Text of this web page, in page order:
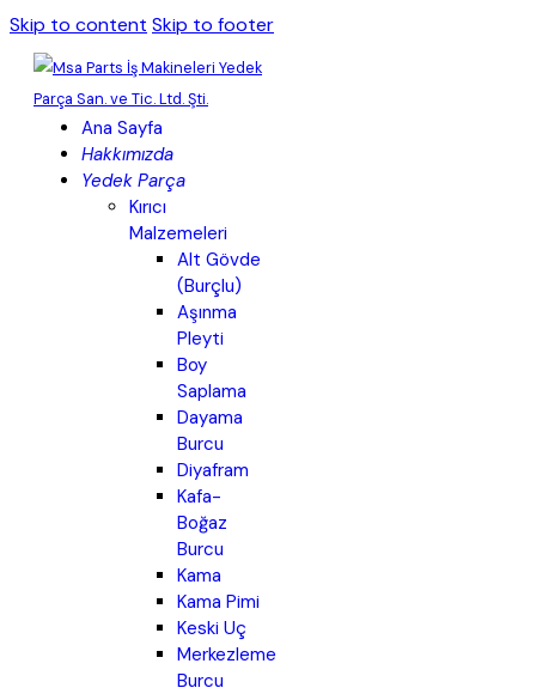
Skip to content Skip to footer
Ana Sayfa
Hakkımızda
Yedek Parça
Kırıcı
Malzemeleri
Alt Gövde
(Burçlu)
Aşınma
Pleyti
Boy
Saplama
Dayama
Burcu
Diyafram
Kafa-
Boğaz
Burcu
Kama
Kama Pimi
Keski Uç
Merkezleme
Burcu